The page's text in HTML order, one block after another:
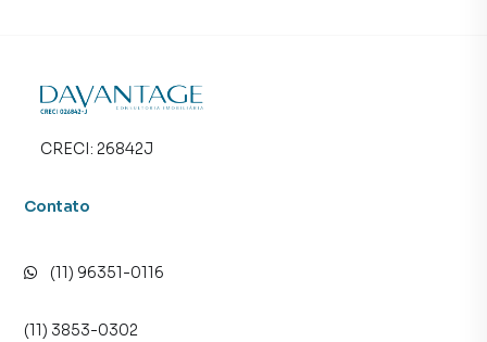
CRECI: 26842J
Contato
(11) 96351-0116
(11) 3853-0302